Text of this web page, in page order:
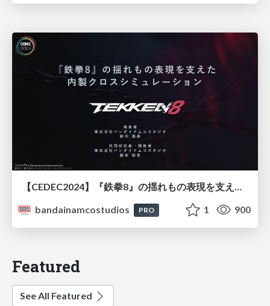
【CEDEC2024】『鉄拳8』の揺れもの表現を支えた内製クロスシミュレーション
bandainamcostudios
PRO 1 900
Featured
See All Featured